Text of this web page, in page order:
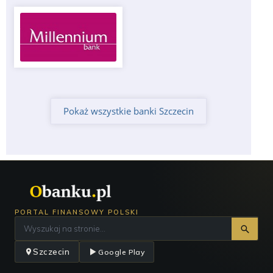
Pokaż wszystkie banki Szczecin
PORTAL FINANSOWY POLSKI
Szczecin Google Play